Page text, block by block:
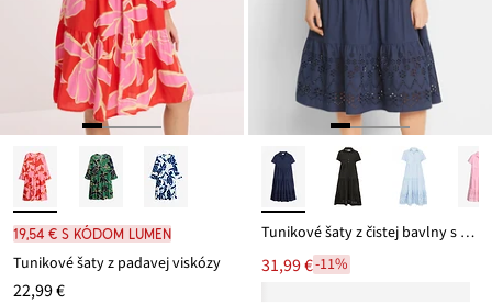
19,54 € s kódom LUMEN
Tunikové šaty z padavej viskózy
22,99 €
Tunikové šaty z čistej bavlny s dierkovanou výšivkou
31,99 €-11%